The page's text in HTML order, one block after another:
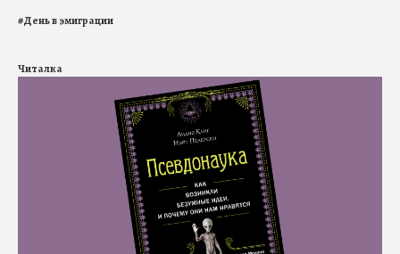
#День в эмиграции
Читалка